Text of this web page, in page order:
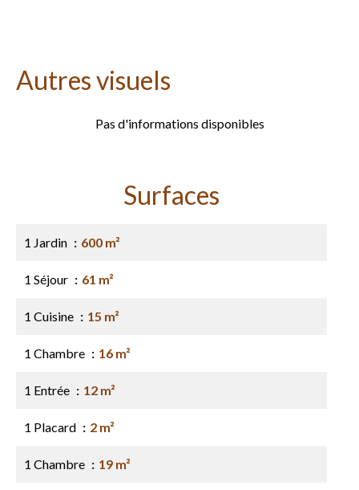
Autres visuels
Pas d'informations disponibles
Surfaces
1 Jardin 600 m²
1 Séjour 61 m²
1 Cuisine 15 m²
1 Chambre 16 m²
1 Entrée 12 m²
1 Placard 2 m²
1 Chambre 19 m²